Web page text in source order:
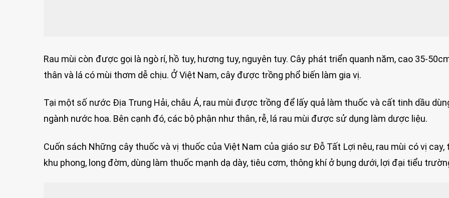
Rau mùi còn được gọi là ngò rí, hồ tuy, hương tuy, nguyên tuy. Cây phát triển quanh năm, cao 35-
thân và lá có mùi thơm dễ chịu. Ở Việt Nam, cây được trồng phổ biến làm gia vị.
Tại một số nước Địa Trung Hải, châu Á, rau mùi được trồng để lấy quả làm thuốc và cất tinh dầu
ngành nước hoa. Bên cạnh đó, các bộ phận như thân, rễ, lá rau mùi được sử dụng làm dược liệu.
Cuốn sách Những cây thuốc và vị thuốc của Việt Nam của giáo sư Đỗ Tất Lợi nêu, rau mùi có vị cay,
khu phong, long đờm, dùng làm thuốc mạnh dạ dày, tiêu cơm, thông khí ở bụng dưới, lợi đại tiểu